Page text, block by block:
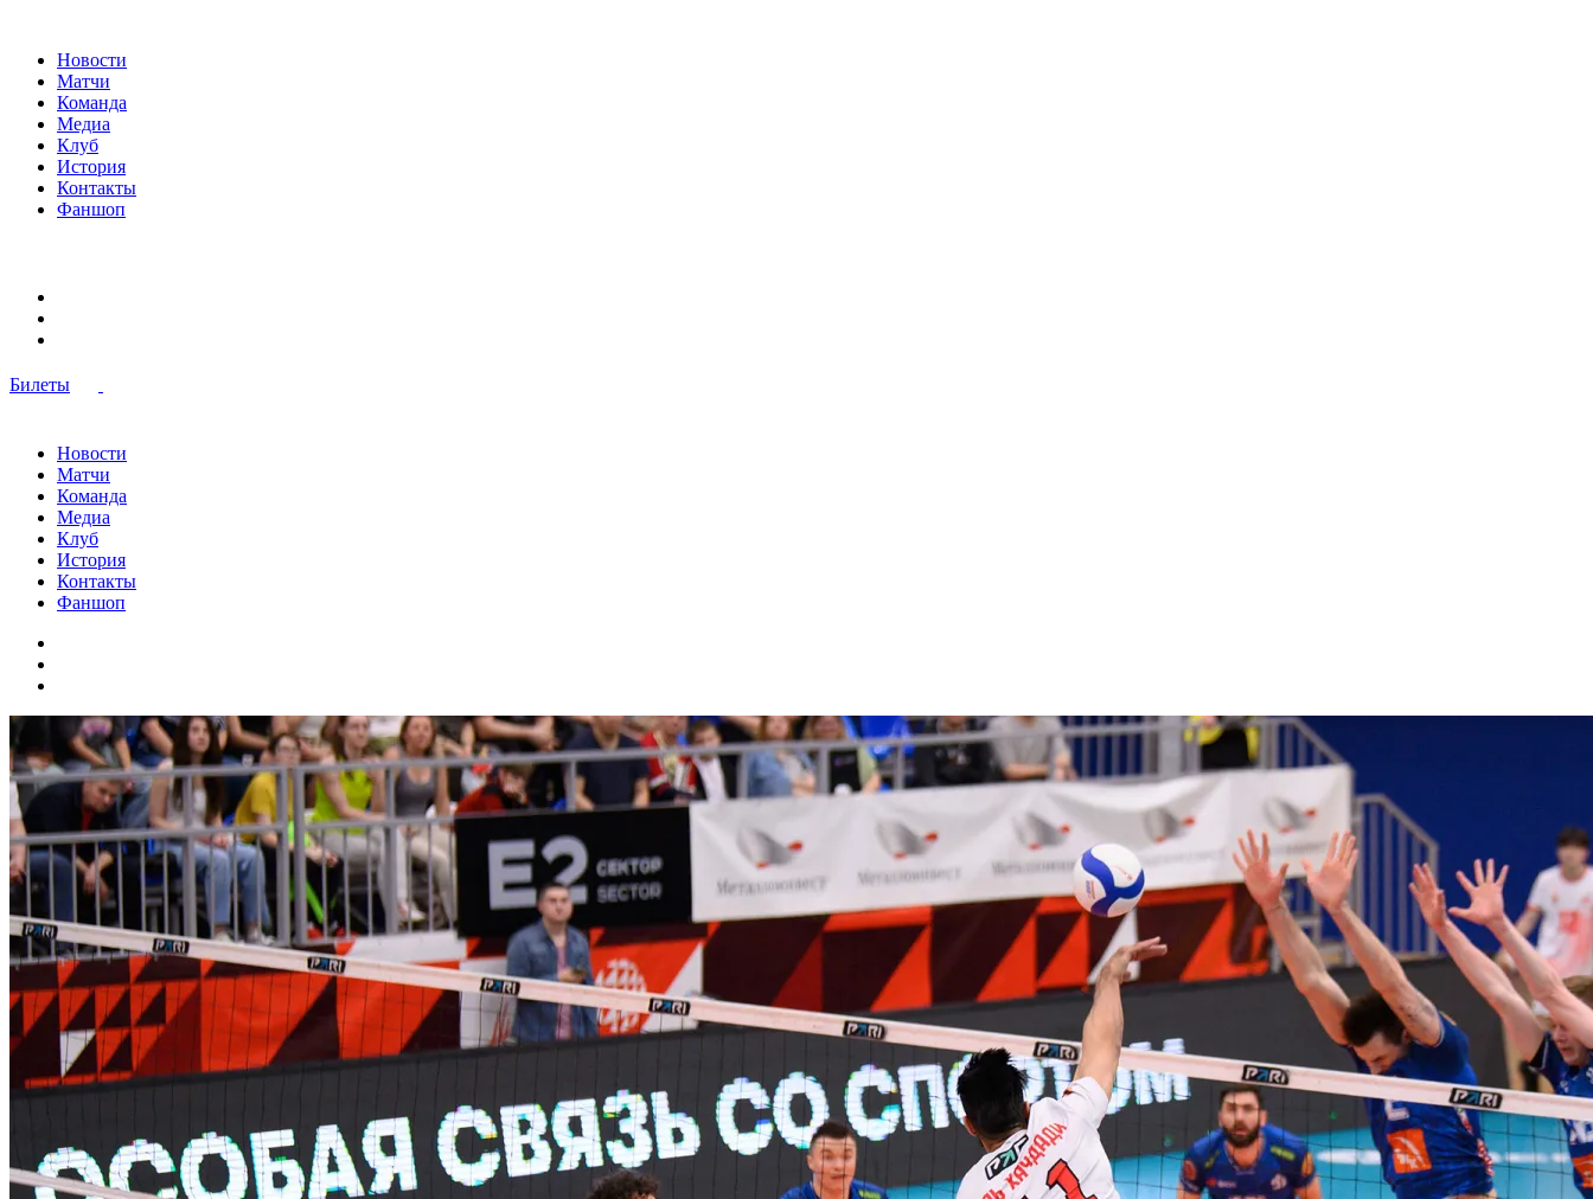
Новости
Матчи
Команда
Медиа
Клуб
История
Контакты
Фаншоп
Билеты
Новости
Матчи
Команда
Медиа
Клуб
История
Контакты
Фаншоп